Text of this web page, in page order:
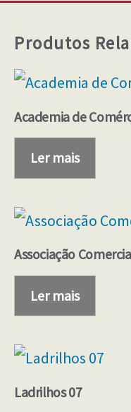
Produtos
Academia de
Ler mais
Associação
Ler mais
Ladrilhos 07